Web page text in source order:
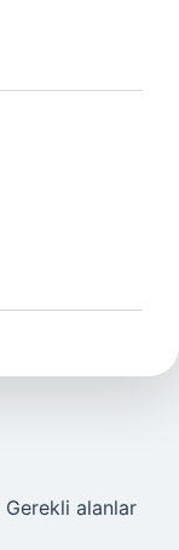
Gerekli alanlar